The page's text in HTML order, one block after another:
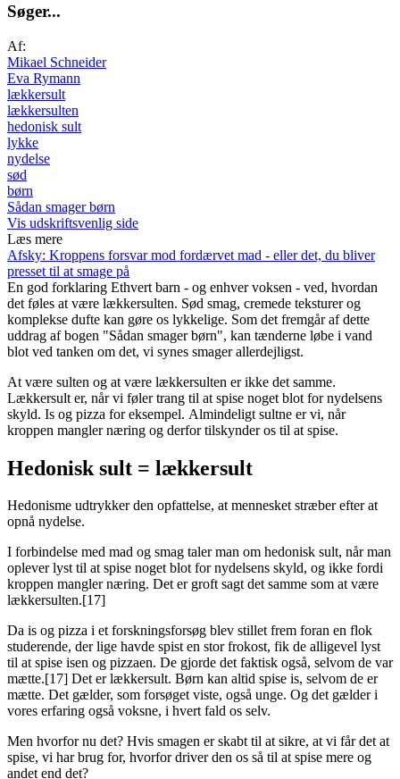
Søger...
Af:
Mikael Schneider
Eva Rymann
lækkersult
lækkersulten
hedonisk sult
lykke
nydelse
sød
børn
Sådan smager børn
Vis udskriftsvenlig side
Læs mere
Afsky: Kroppens forsvar mod fordærvet mad - eller det, du bliver
presset til at smage på
En god forklaring Ethvert barn - og enhver voksen - ved, hvordan
det føles at være lækkersulten. Sød smag, cremede teksturer og
komplekse dufte kan gøre os lykkelige. Som det fremgår af dette
uddrag af bogen "Sådan smager børn", kan tænderne løbe i vand
blot ved tanken om det, vi synes smager allerdejligst.
At være sulten og at være lækkersulten er ikke det samme.
Lækkersult er, når vi føler trang til at spise noget blot for nydelsens
skyld. Is og pizza for eksempel. Almindeligt sultne er vi, når
kroppen mangler næring og derfor tilskynder os til at spise.
Hedonisk sult = lækkersult
Hedonisme udtrykker den opfattelse, at mennesket stræber efter at
opnå nydelse.
I forbindelse med mad og smag taler man om hedonisk sult, når man
oplever lyst til at spise noget blot for nydelsens skyld, og ikke fordi
kroppen mangler næring. Det er groft sagt det samme som at være
lækkersulten.[17]
Da is og pizza i et forskningsforsøg blev stillet frem foran en flok
studerende, der lige havde spist en stor frokost, fik de alligevel lyst
til at spise isen og pizzaen. De gjorde det faktisk også, selvom de var
mætte.[17] Det er lækkersult. Børn kan altid spise is, selvom de er
mætte. Det gælder, som forsøget viste, også unge. Og det gælder i
vores erfaring også voksne, i hvert fald os selv.
Men hvorfor nu det? Hvis smagen er skabt til at sikre, at vi får det at
spise, vi har brug for, hvorfor driver den os så til at spise mere og
andet end det?